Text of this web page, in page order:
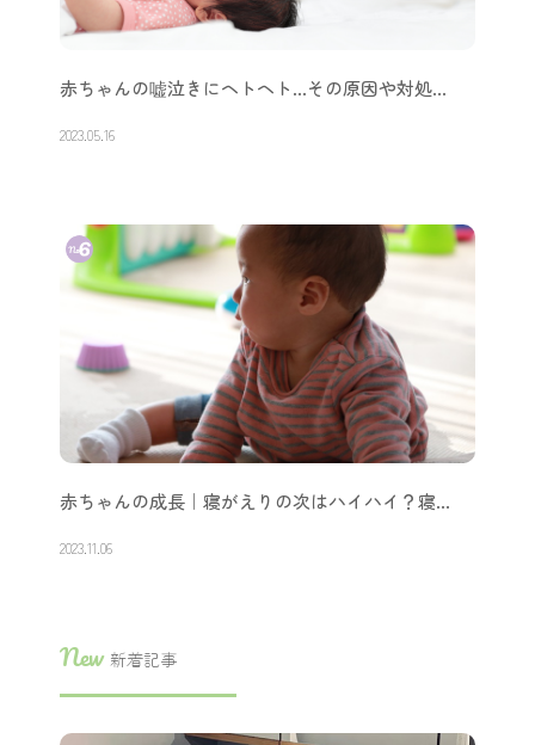
赤ちゃんの嘘泣きにヘトヘト…その原因や対処…
2023.05.16
赤ちゃんの成長｜寝がえりの次はハイハイ？寝…
2023.11.06
New 新着記事